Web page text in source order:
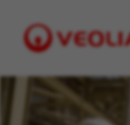
Visit